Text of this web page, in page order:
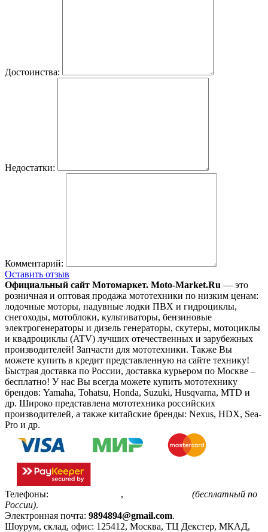
Достоинства:
Недостатки:
Комментарий:
Оставить отзыв
Официальный сайт Мотомаркет. Moto-Market.Ru — это
розничная и оптовая продажа мототехники по низким ценам:
лодочные моторы, надувные лодки ПВХ и гидроциклы,
снегоходы, мотоблоки, культиваторы, бензиновые
электрогенераторы и дизель генераторы, скутеры, мотоциклы
и квадроциклы (ATV) лучших отечественных и зарубежных
производителей! Запчасти для мототехники. Также Вы
можете купить в кредит представленную на сайте технику!
Быстрая доставка по России, доставка курьером по Москве –
бесплатно! У нас Вы всегда можете купить мототехнику
брендов: Yamaha, Tohatsu, Honda, Suzuki, Husqvarna, MTD и
др. Широко представлена мототехника российских
производителей, а также китайские бренды: Nexus, HDX, Sea-
Pro и др.
Телефоны: ,
(бесплатный по
России).
Электронная почта: 9894894@gmail.com.
Шоурум, склад, офис: 125412, Москва, ТЦ Декстер, МКАД,